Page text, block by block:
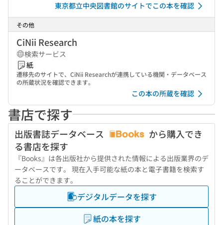
東京都立中央図書館のサイトでこの本を確認
その他
CiNii Research
検索サービス
紙
遷移先のサイトで、CiNii Researchが連携している機関・データベース
の所蔵状況を確認できます。
この本の所蔵を確認
書店で探す
出版書誌データベース
から購入でき
る書店を探す
『Books』は各出版社から提供された情報による出版業界のデ
ータベースです。 現在入手可能な紙の本と電子書籍を検索す
ることができます。
デジタルデータを探す
紙の本を探す